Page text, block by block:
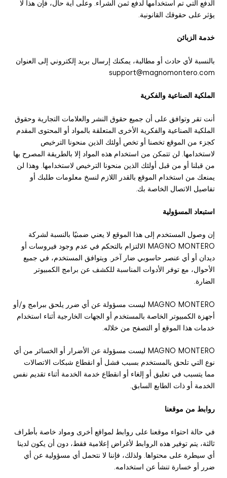
الدفع التي تم استخدامها لدفع ثمن الشراء. وعلى أية حال، فإن هذا لا
يؤثر على حقوقك القانونية.
خدمة الزبائن
بالنسبة لأي حادث أو مطالبة، يمكنك إرسال بريد إلكتروني إلى العنوان
support@magnomontero.com
الملكية الصناعية والفكرية
أنت تقر وتوافق على أن جميع حقوق النشر والعلامات التجارية وحقوق
الملكية الصناعية والفكرية الأخرى المتعلقة بالمواد أو المحتوى المقدم
كجزء من الموقع تخصنا أو تخص أولئك الذين منحونا الترخيص
لاستخدامها. لن تتمكن من استخدام هذه المواد إلا بالطريقة المصرح بها
من قبلنا أو من قبل أولئك الذين منحونا الترخيص لاستخدامها. وهذا لن
يمنعك من استخدام الموقع بالقدر اللازم لنسخ معلومات طلبك أو
تفاصيل الاتصال الخاصة بك.
استبعاد المسؤولية
إن وصول المستخدم إلى هذا الموقع لا يعني ضمنيًا بالنسبة لشركة
MAGNO MONTERO الالتزام بالتحكم في عدم وجود فيروسات أو
ديدان أو أي عنصر حاسوبي ضار آخر. ويتوافق المستخدم، في جميع
الأحوال، مع توفر الأدوات المناسبة للكشف عن برامج الكمبيوتر
الضارة.
MAGNO MONTERO ليست مسؤولة عن أي ضرر يلحق ببرامج و/أو
أجهزة الكمبيوتر الخاصة بالمستخدم أو الجهات الخارجية أثناء استخدام
خدمات هذا الموقع أو التصفح من خلاله.
MAGNO MONTERO ليست مسؤولة عن الأضرار أو الخسائر من أي
نوع التي تلحق بالمستخدم بسبب فشل أو انقطاع شبكات الاتصالات
مما يتسبب في تعليق أو إلغاء أو انقطاع خدمة الخدمة أثناء تقديم نفس
الخدمة أو ذات الطابع السابق.
روابط من موقعنا
في حالة احتواء موقعنا على روابط لمواقع أخرى ومواد خاصة بأطراف
ثالثة، يتم توفير هذه الروابط لأغراض إعلامية فقط، دون أن يكون لدينا
أي سيطرة على محتواها. ولذلك، فإننا لا نتحمل أي مسؤولية عن أي
ضرر أو خسارة تنشأ عن استخدامه.